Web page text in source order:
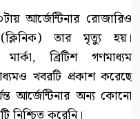
আর্জেন্টিনার রোজারিও
তার মৃত্যু হয়।
ব্রিটিশ গণমাধ্যম
খবরটি প্রকাশ করেছে
আর্জেন্টিনার অন্য কোনো